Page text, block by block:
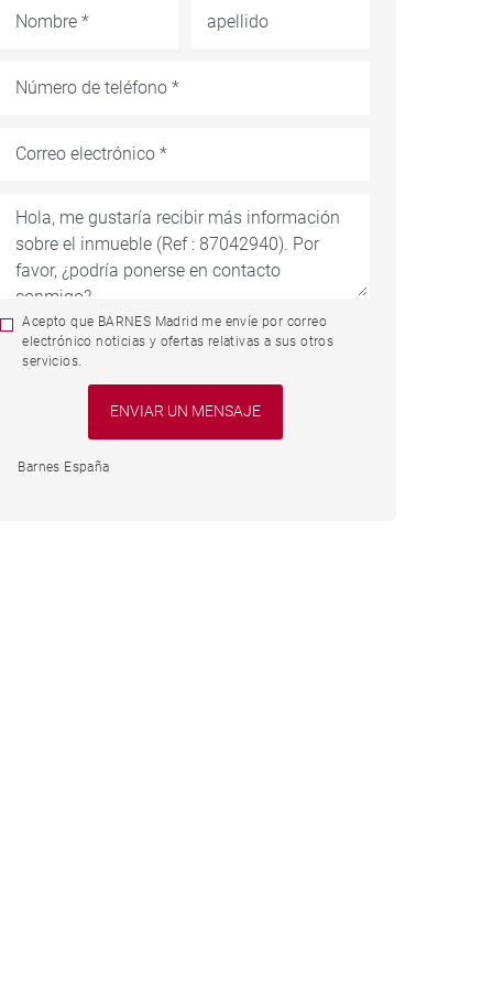
Acepto que BARNES Madrid me envíe por correo
electrónico noticias y ofertas relativas a sus otros
servicios.
Barnes España